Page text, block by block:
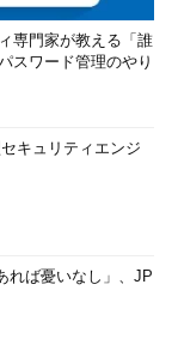
専門家が教える「誰
スワード管理のやり
キュリティエンジ
れば憂いなし」、JP